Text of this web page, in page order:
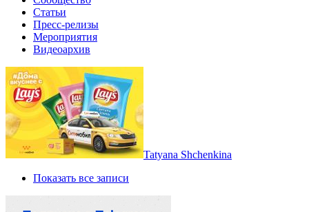
Статьи
Пресс-релизы
Мероприятия
Видеоархив
Tatyana Shchenkina
Показать все записи